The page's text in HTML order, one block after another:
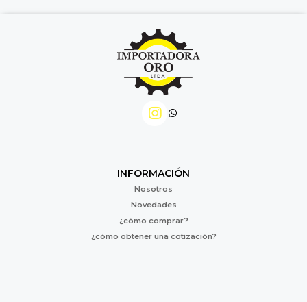
INFORMACIÓN
Nosotros
Novedades
¿cómo comprar?
¿cómo obtener una cotización?